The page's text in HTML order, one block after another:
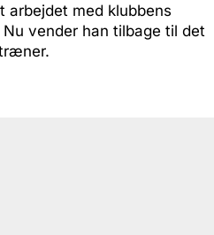
arbejdet med klubbens
vender han tilbage til det